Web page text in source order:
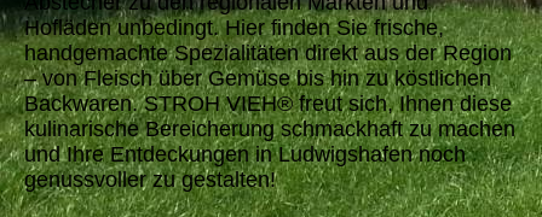
Hofläden unbedingt. Hier finden Sie frische,
handgemachte Spezialitäten direkt aus der Region
– von Fleisch über Gemüse bis hin zu köstlichen
Backwaren. STROH VIEH® freut sich, Ihnen diese
kulinarische Bereicherung schmackhaft zu machen
und Ihre Entdeckungen in Ludwigshafen noch
genussvoller zu gestalten!